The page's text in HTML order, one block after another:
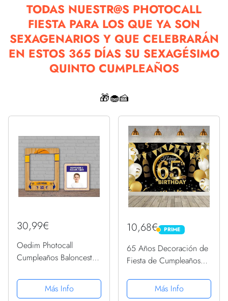
TODAS NUESTR@S PHOTOCALL
FIESTA PARA LOS QUE YA SON
SEXAGENARIOS Y QUE CELEBRARÁN
EN ESTOS 365 DÍAS SU SEXAGÉSIMO
QUINTO CUMPLEAÑOS
🎁🧁🍰
30,99€
Oedim Photocall
Cumpleaños Baloncesto
65x60cm, Photocall
Decorativo para Eventos
Más Info
10,68€ PRIME
PRIME
65 Años Decoración de
Fiesta de Cumpleaños65
Cumpleaños de Oro
Negr,65 Años Banner de
Más Info